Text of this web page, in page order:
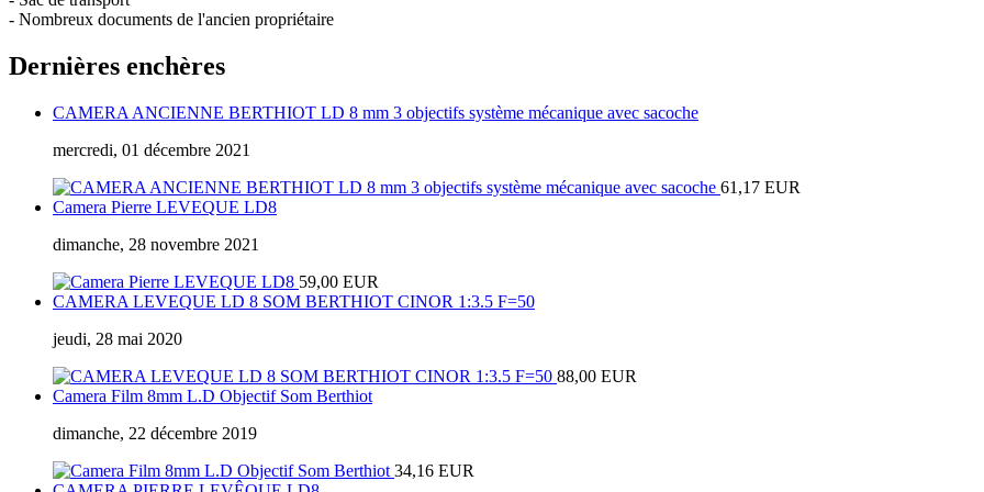
- Nombreux documents de l'ancien propriétaire
Dernières enchères
CAMERA ANCIENNE BERTHIOT LD 8 mm 3 objectifs système mécanique avec sacoche
mercredi, 01 décembre 2021
61,17 EUR
Camera Pierre LEVEQUE LD8
dimanche, 28 novembre 2021
59,00 EUR
CAMERA LEVEQUE LD 8 SOM BERTHIOT CINOR 1:3.5 F=50
jeudi, 28 mai 2020
88,00 EUR
Camera Film 8mm L.D Objectif Som Berthiot
dimanche, 22 décembre 2019
34,16 EUR